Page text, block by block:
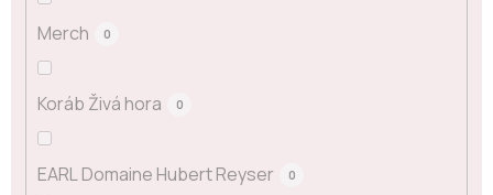
Merch 0
Koráb Živá hora 0
EARL Domaine Hubert Reyser 0